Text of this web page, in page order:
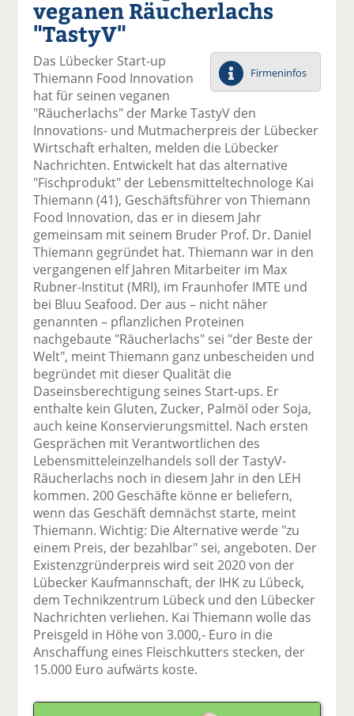
el
a
F
ac
e
b
o
o
k
te
il
e
n
el
t
tt
er
n
a
Li
n
k
di
n
te
il
e
E
m
ai
v
n
d
n
ck
e
n
veganen Räucherlachs
"TastyV"
Firmeninfos
Das Lübecker Start-up
Thiemann Food Innovation
hat für seinen veganen
"Räucherlachs" der Marke TastyV den
Innovations- und Mutmacherpreis der Lübecker
Wirtschaft erhalten, melden die Lübecker
Nachrichten. Entwickelt hat das alternative
"Fischprodukt" der Lebensmitteltechnologe Kai
Thiemann (41), Geschäftsführer von Thiemann
Food Innovation, das er in diesem Jahr
gemeinsam mit seinem Bruder Prof. Dr. Daniel
Thiemann gegründet hat. Thiemann war in den
vergangenen elf Jahren Mitarbeiter im Max
Rubner-Institut (MRI), im Fraunhofer IMTE und
bei Bluu Seafood. Der aus – nicht näher
genannten – pflanzlichen Proteinen
nachgebaute "Räucherlachs" sei "der Beste der
Welt", meint Thiemann ganz unbescheiden und
begründet mit dieser Qualität die
Daseinsberechtigung seines Start-ups. Er
enthalte kein Gluten, Zucker, Palmöl oder Soja,
auch keine Konservierungsmittel. Nach ersten
Gesprächen mit Verantwortlichen des
Lebensmitteleinzelhandels soll der TastyV-
Räucherlachs noch in diesem Jahr in den LEH
kommen. 200 Geschäfte könne er beliefern,
wenn das Geschäft demnächst starte, meint
Thiemann. Wichtig: Die Alternative werde "zu
einem Preis, der bezahlbar" sei, angeboten. Der
Existenzgründerpreis wird seit 2020 von der
Lübecker Kaufmannschaft, der IHK zu Lübeck,
dem Technikzentrum Lübeck und den Lübecker
Nachrichten verliehen. Kai Thiemann wolle das
Preisgeld in Höhe von 3.000,- Euro in die
Anschaffung eines Fleischkutters stecken, der
15.000 Euro aufwärts koste.